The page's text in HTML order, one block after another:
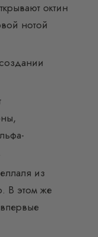
октин
нотой
из
В этом же